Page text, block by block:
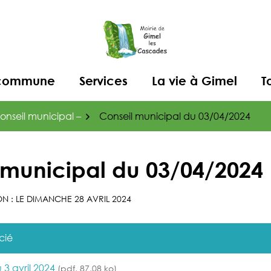
Services La vie à Gimel
municipal – Conseil municipal du 03/04/2024
du 03/04/2024
: LE DIMANCHE 28 AVRIL 2024
3 avril 2024 (pdf, 87,08 ko)